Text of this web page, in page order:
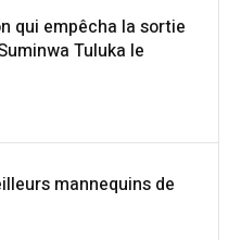
qui empêcha la sortie
Tuluka le
mannequins de